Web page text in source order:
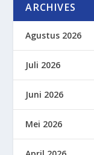
ARCHIVES
Agustus 2026
Juli 2026
Juni 2026
Mei 2026